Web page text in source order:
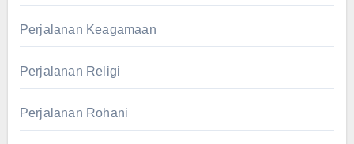
Perjalanan Keagamaan
Perjalanan Religi
Perjalanan Rohani